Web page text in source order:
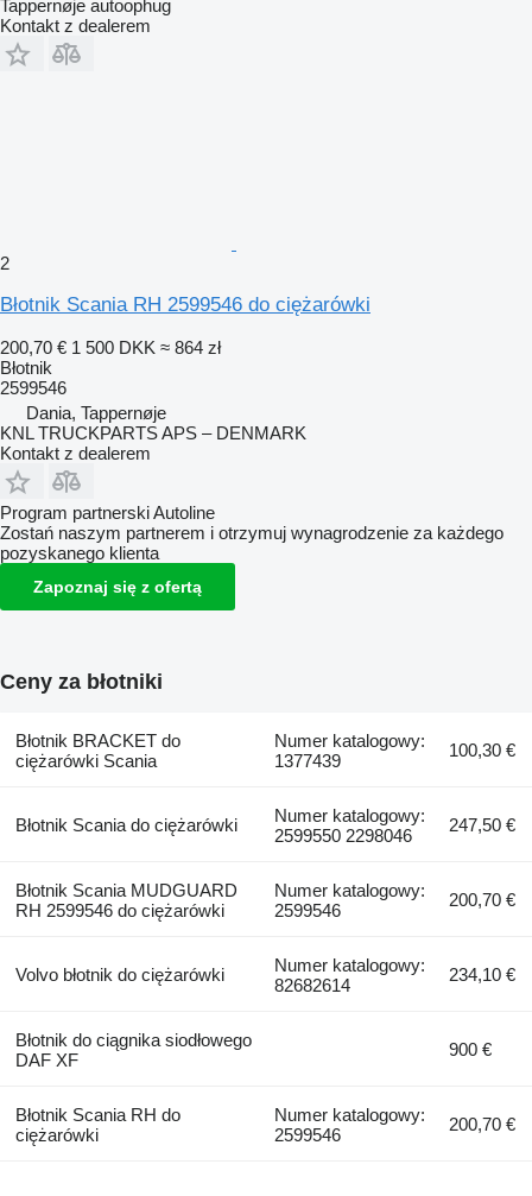
Tappernøje autoophug
Kontakt z dealerem
2
Błotnik Scania RH 2599546 do ciężarówki
200,70 € 1 500 DKK ≈ 864 zł
Błotnik
2599546
Dania, Tappernøje
KNL TRUCKPARTS APS – DENMARK
Kontakt z dealerem
Program partnerski Autoline
Zostań naszym partnerem i otrzymuj wynagrodzenie za każdego
pozyskanego klienta
Zapoznaj się z ofertą
Ceny za błotniki
Błotnik BRACKET do
ciężarówki Scania
Numer katalogowy:
1377439
100,30 €
Błotnik Scania do ciężarówki
Numer katalogowy:
2599550 2298046
247,50 €
Błotnik Scania MUDGUARD
RH 2599546 do ciężarówki
Numer katalogowy:
2599546
200,70 €
Volvo błotnik do ciężarówki
Numer katalogowy:
82682614
234,10 €
Błotnik do ciągnika siodłowego
DAF XF
900 €
Błotnik Scania RH do
ciężarówki
Numer katalogowy:
2599546
200,70 €